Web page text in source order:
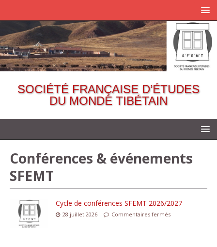
SOCIÉTÉ FRANÇAISE D’ÉTUDES
DU MONDE TIBÉTAIN
Conférences & événements
SFEMT
Cycle de conférences SFEMT 2026/2027
28 juillet 2026 Commentaires fermés